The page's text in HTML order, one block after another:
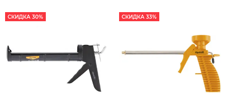
СКИДКА 30% СКИДКА 33%